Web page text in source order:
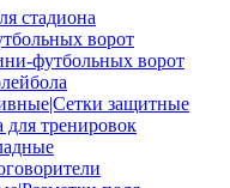
стадиона
ворот
футбольных ворот
защитные
тренировок